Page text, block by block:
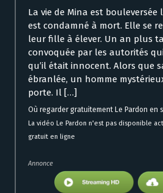
La vie de Mina est
est condamné à mort. Elle se
leur fille à élever. Un an plus
convoquée par les autorités
qu’il était innocent. Alors que
ébranlée, un homme
porte. Il […]
Où regarder gratuitement Le Pardon en
La vidéo Le Pardon n'est pas disponible
gratuit en ligne
Annonce